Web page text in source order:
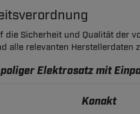
Sicherheit und Qualität der
alle relevanten Herstellerdaten
Elektrosatz mit
Konakt